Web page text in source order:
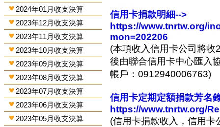
2024年01月收支決算
2023年12月收支決算
2023年11月收支決算
2023年10月收支決算
2023年09月收支決算
2023年08月收支決算
2023年07月收支決算
2023年06月收支決算
2023年05月收支決算
信用卡捐款明細-->
https://www.tnrtw.org/
mon=202206
(本項收入信用卡公司將
後由聯合信用卡中心匯入
帳戶：0912940006763)
信用卡定期定額捐款芳名
https://www.tnrtw.org/
(信用卡捐款收入，信用